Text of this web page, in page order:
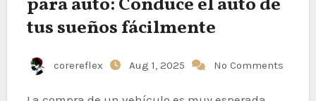
tus sueños fácilmente
corereflex Aug 1, 2025 No Comments